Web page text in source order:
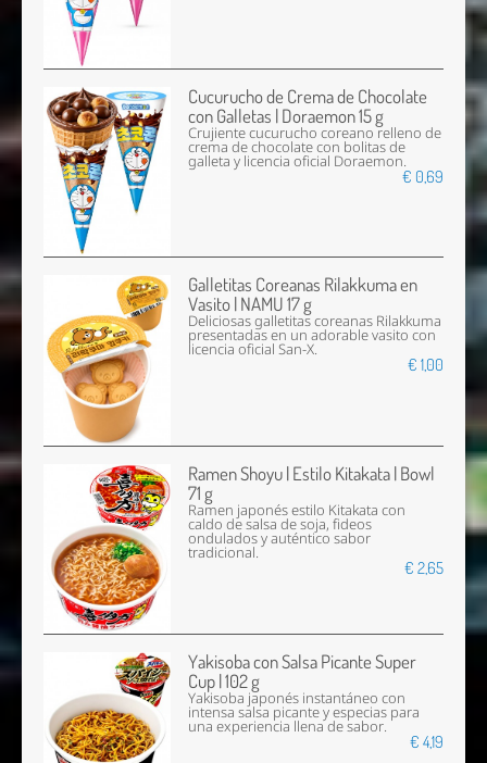
Cucurucho de Crema de Chocolate
con Galletas | Doraemon 15 g
Crujiente cucurucho coreano relleno de
crema de chocolate con bolitas de
galleta y licencia oficial Doraemon.
€ 0,69
Galletitas Coreanas Rilakkuma en
Vasito | NAMU 17 g
Deliciosas galletitas coreanas Rilakkuma
presentadas en un adorable vasito con
licencia oficial San-X.
€ 1,00
Ramen Shoyu | Estilo Kitakata | Bowl
71 g
Ramen japonés estilo Kitakata con
caldo de salsa de soja, fideos
ondulados y auténtico sabor
tradicional.
€ 2,65
Yakisoba con Salsa Picante Super
Cup | 102 g
Yakisoba japonés instantáneo con
intensa salsa picante y especias para
una experiencia llena de sabor.
€ 4,19